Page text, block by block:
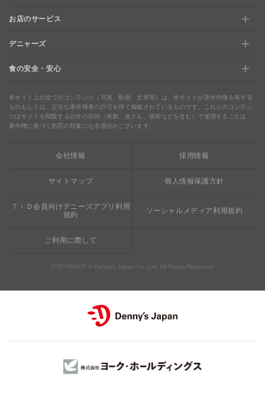
特典と交換できる！「デニーズポイント」
ステージアップでさらにお得！「ぷに」
最新情報をチェック
おすすめ情報
【店舗限定】ドキドキくじ
夏のデニーズめぐり
ウェルネス
完全メシ
お店のサービス
お店のサービス
地域の使える商品券&子育て支援サービス
ブルーシーフード
ドリンクバー1杯お持ち帰り
デニャーズ
デニャーズ
わくわくファイル
デニャーズまんが
食の安全・安心
食の安全・安心
食の安全・安心への取り組み
本サイト上の全てのコンテンツ（写真、動画、文章等）は、本サイトが著作件権を有する
ものもしくは、正当な著作権者の許可を得て掲載されているものです。これらのコンテン
ツはサイトを閲覧する以外の目的（複製、改ざん、頒布などを含む）で使用することは、
著作権に基づく処罰の対象になる場合がございます。
会社情報 採用情報
サイトマップ 個人情報保護方針
７ｉＤ会員向けデニーズアプリ利用
規約
ソーシャルメディア利用規約
ご利用に際して
COPYRIGHT © Denny’s Japan Co.,Ltd. All Rights Reserved.